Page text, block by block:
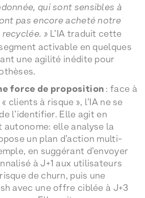
qui sont sensibles à
pas encore acheté notre
» L’IA traduit cette
activable en quelques
une agilité inédite pour
force de proposition : face à
clients à risque », l’IA ne se
l’identifier. Elle agit en
autonome: elle analyse la
un plan d’action multi-
en suggérant d’envoyer
à J+1 aux utilisateurs
de churn, puis une
avec une offre ciblée à J+3